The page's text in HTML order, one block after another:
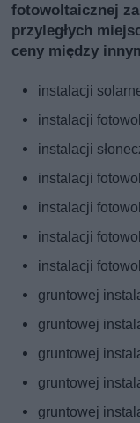
fotowoltaicznej
przyległych
ceny między
instalacji
instalacji
instalacji
instalacji
instalacji
instalacji
instalacji
gruntowej
gruntowej
gruntowej
gruntowej
gruntowej